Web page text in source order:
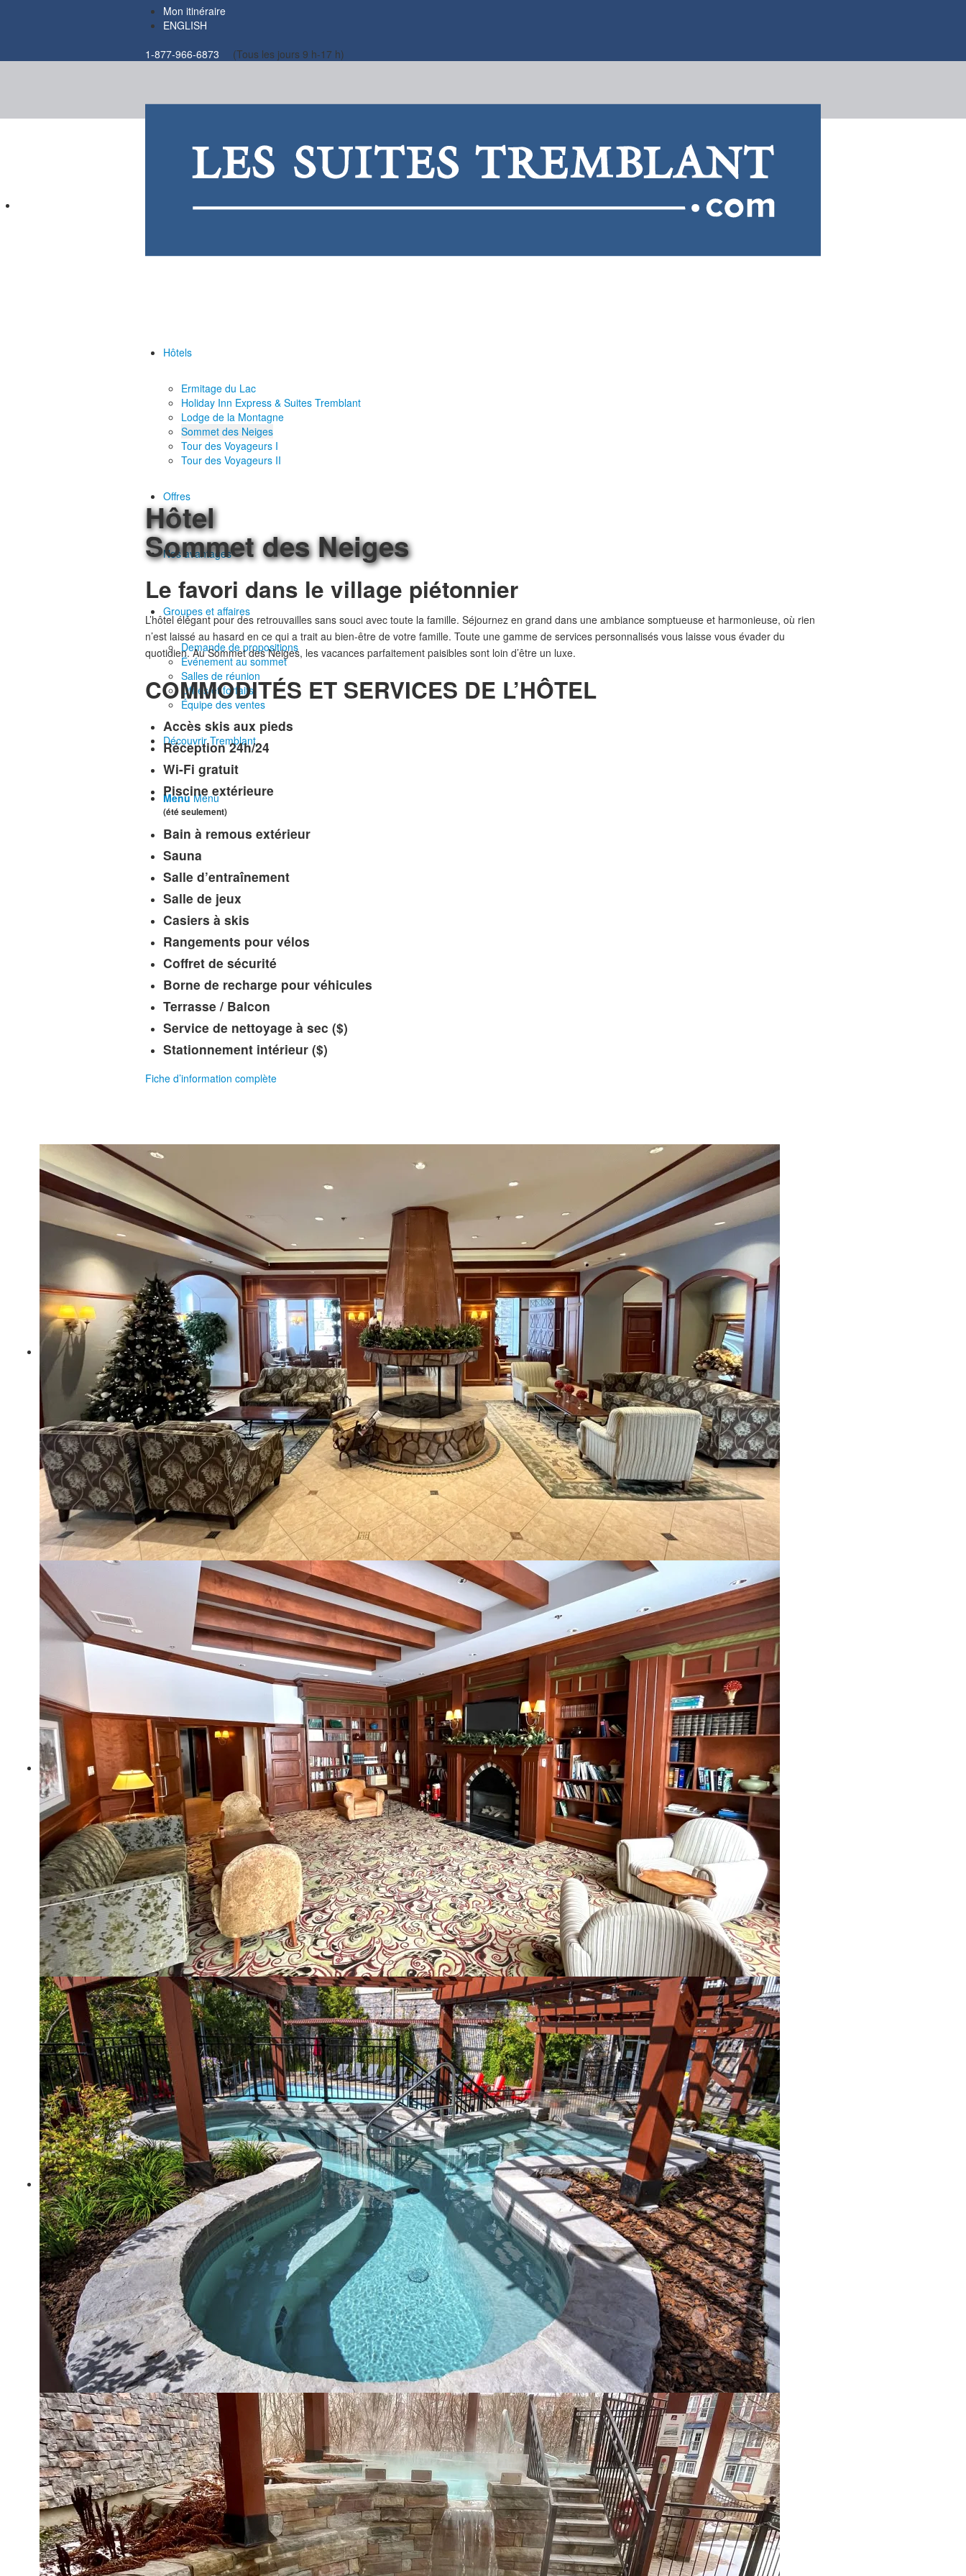
Mon itinéraire
ENGLISH
1-877-966-6873
(Tous les jours 9 h-17 h)
Hôtels
Ermitage du Lac
Holiday Inn Express & Suites Tremblant
Lodge de la Montagne
Sommet des Neiges
Tour des Voyageurs I
Tour des Voyageurs II
Offres
Nos avantages
Groupes et affaires
Demande de propositions
Événement au sommet
Salles de réunion
Offres et forfaits
Équipe des ventes
Découvrir Tremblant
Menu Menu
Hôtel
Sommet des Neiges
Le favori dans le village piétonnier
L’hôtel élégant pour des retrouvailles sans souci avec toute la famille. Séjournez en grand dans une ambiance somptueuse et harmonieuse, où rien
n’est laissé au hasard en ce qui a trait au bien-être de votre famille. Toute une gamme de services personnalisés vous laisse vous évader du
quotidien. Au Sommet des Neiges, les vacances parfaitement paisibles sont loin d’être un luxe.
COMMODITÉS ET SERVICES DE L’HÔTEL
Accès skis aux pieds
Réception 24h/24
Wi-Fi gratuit
Piscine extérieure
(été seulement)
Bain à remous extérieur
Sauna
Salle d’entraînement
Salle de jeux
Casiers à skis
Rangements pour vélos
Coffret de sécurité
Borne de recharge pour véhicules
Terrasse / Balcon
Service de nettoyage à sec ($)
Stationnement intérieur ($)
Fiche d’information complète